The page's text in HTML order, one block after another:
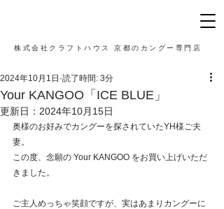
株式会社クラフトハウス 京都のカングー専門店
Your KANGOO「ICE BLUE」
2024年10月1日 読了時間: 3分
更新日： 2024年10月15日
奥様のお好みでカングーを探されていたYH様ご夫
妻。
この度、念願の Your KANGOO をお買い上げいただ
きました。
ご主人めっちゃ笑顔ですが、実はあまりカングーに